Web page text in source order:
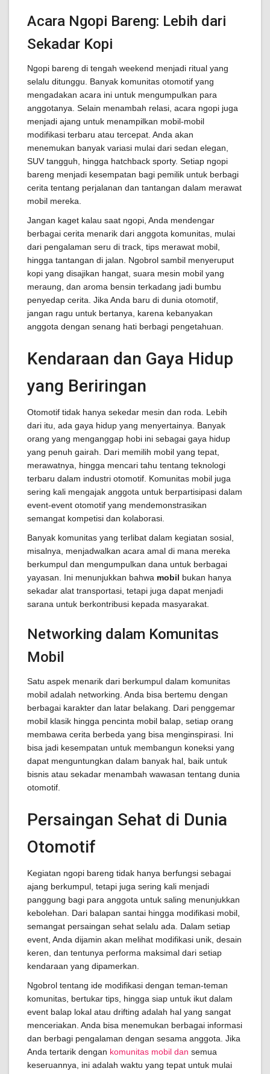
Acara Ngopi Bareng: Lebih dari
Sekadar Kopi
Ngopi bareng di tengah weekend menjadi ritual yang
selalu ditunggu. Banyak komunitas otomotif yang
mengadakan acara ini untuk mengumpulkan para
anggotanya. Selain menambah relasi, acara ngopi juga
menjadi ajang untuk menampilkan mobil-mobil
modifikasi terbaru atau tercepat. Anda akan
menemukan banyak variasi mulai dari sedan elegan,
SUV tangguh, hingga hatchback sporty. Setiap ngopi
bareng menjadi kesempatan bagi pemilik untuk berbagi
cerita tentang perjalanan dan tantangan dalam merawat
mobil mereka.
Jangan kaget kalau saat ngopi, Anda mendengar
berbagai cerita menarik dari anggota komunitas, mulai
dari pengalaman seru di track, tips merawat mobil,
hingga tantangan di jalan. Ngobrol sambil menyeruput
kopi yang disajikan hangat, suara mesin mobil yang
meraung, dan aroma bensin terkadang jadi bumbu
penyedap cerita. Jika Anda baru di dunia otomotif,
jangan ragu untuk bertanya, karena kebanyakan
anggota dengan senang hati berbagi pengetahuan.
Kendaraan dan Gaya Hidup
yang Beriringan
Otomotif tidak hanya sekedar mesin dan roda. Lebih
dari itu, ada gaya hidup yang menyertainya. Banyak
orang yang menganggap hobi ini sebagai gaya hidup
yang penuh gairah. Dari memilih mobil yang tepat,
merawatnya, hingga mencari tahu tentang teknologi
terbaru dalam industri otomotif. Komunitas mobil juga
sering kali mengajak anggota untuk berpartisipasi dalam
event-event otomotif yang mendemonstrasikan
semangat kompetisi dan kolaborasi.
Banyak komunitas yang terlibat dalam kegiatan sosial,
misalnya, menjadwalkan acara amal di mana mereka
berkumpul dan mengumpulkan dana untuk berbagai
yayasan. Ini menunjukkan bahwa mobil bukan hanya
sekadar alat transportasi, tetapi juga dapat menjadi
sarana untuk berkontribusi kepada masyarakat.
Networking dalam Komunitas
Mobil
Satu aspek menarik dari berkumpul dalam komunitas
mobil adalah networking. Anda bisa bertemu dengan
berbagai karakter dan latar belakang. Dari penggemar
mobil klasik hingga pencinta mobil balap, setiap orang
membawa cerita berbeda yang bisa menginspirasi. Ini
bisa jadi kesempatan untuk membangun koneksi yang
dapat menguntungkan dalam banyak hal, baik untuk
bisnis atau sekadar menambah wawasan tentang dunia
otomotif.
Persaingan Sehat di Dunia
Otomotif
Kegiatan ngopi bareng tidak hanya berfungsi sebagai
ajang berkumpul, tetapi juga sering kali menjadi
panggung bagi para anggota untuk saling menunjukkan
kebolehan. Dari balapan santai hingga modifikasi mobil,
semangat persaingan sehat selalu ada. Dalam setiap
event, Anda dijamin akan melihat modifikasi unik, desain
keren, dan tentunya performa maksimal dari setiap
kendaraan yang dipamerkan.
Ngobrol tentang ide modifikasi dengan teman-teman
komunitas, bertukar tips, hingga siap untuk ikut dalam
event balap lokal atau drifting adalah hal yang sangat
menceriakan. Anda bisa menemukan berbagai informasi
dan berbagi pengalaman dengan sesama anggota. Jika
Anda tertarik dengan komunitas mobil dan semua
keseruannya, ini adalah waktu yang tepat untuk mulai